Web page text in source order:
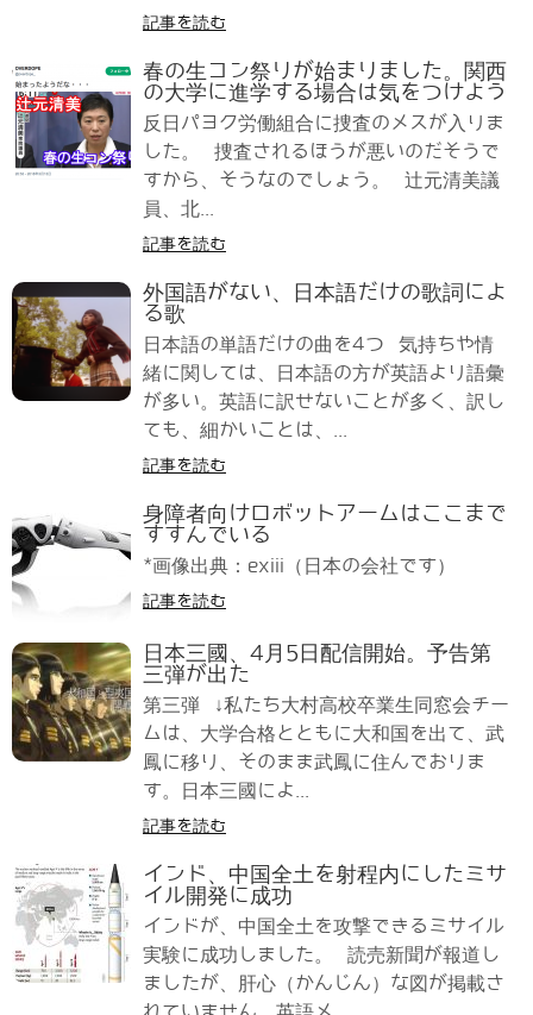
記事を読む
春の生コン祭りが始まりました。関西
の大学に進学する場合は気をつけよう
反日パヨク労働組合に捜査のメスが入りま
した。 捜査されるほうが悪いのだそうで
すから、そうなのでしょう。 辻元清美議
員、北...
記事を読む
外国語がない、日本語だけの歌詞によ
る歌
日本語の単語だけの曲を4つ 気持ちや情
緒に関しては、日本語の方が英語より語彙
が多い。英語に訳せないことが多く、訳し
ても、細かいことは、...
記事を読む
身障者向けロボットアームはここまで
すすんでいる
*画像出典：exiii（日本の会社です）
記事を読む
日本三國、4月5日配信開始。予告第
三弾が出た
第三弾 ↓私たち大村高校卒業生同窓会チー
ムは、大学合格とともに大和国を出て、武
鳳に移り、そのまま武鳳に住んでおりま
す。日本三國によ...
記事を読む
インド、中国全土を射程内にしたミサ
イル開発に成功
インドが、中国全土を攻撃できるミサイル
実験に成功しました。 読売新聞が報道し
ましたが、肝心（かんじん）な図が掲載さ